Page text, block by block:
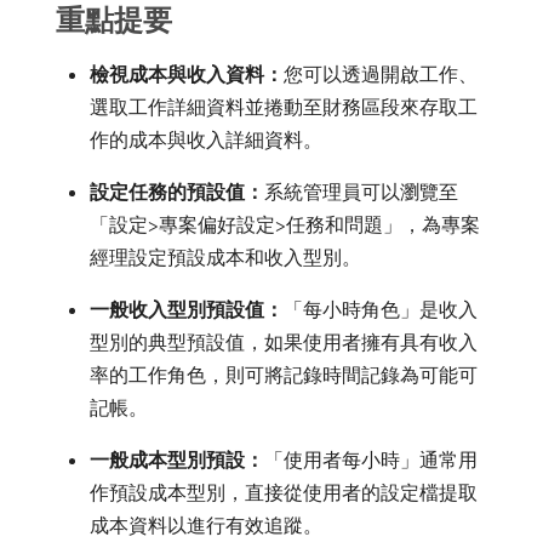
重點提要
檢視成本與收入資料： ​您可以透過開啟工作、
選取工作詳細資料並捲動至財務區段來存取工
作的成本與收入詳細資料。 ​
設定任務的預設值： ​系統管理員可以瀏覽至
「設定>專案偏好設定>任務和問題」，為專案
經理設定預設成本和收入型別。 ​
一般收入型別預設值：
「每小時角色」是收入
型別的典型預設值，如果使用者擁有具有收入
率的工作角色，則可將記錄時間記錄為可能可
記帳。 ​
一般成本型別預設：
「使用者每小時」通常用
作預設成本型別，直接從使用者的設定檔提取
成本資料以進行有效追蹤。 ​